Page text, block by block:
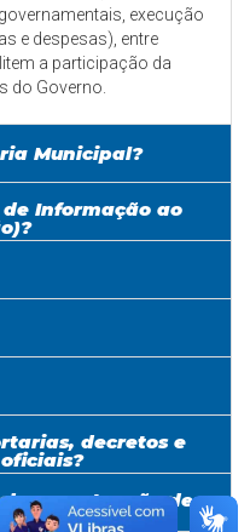
execução
e despesas), entre
a participação da
do Governo.
Municipal?
de Informação ao
decretos e
manutenção de